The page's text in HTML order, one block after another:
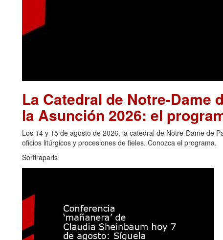
La Catedral de Notre-Dame
la Asunción 2026: el
Los 14 y 15 de agosto de 2026, la catedral de Notre-Dame de
oficios litúrgicos y procesiones de fieles. Conozca el programa.
Sortiraparis